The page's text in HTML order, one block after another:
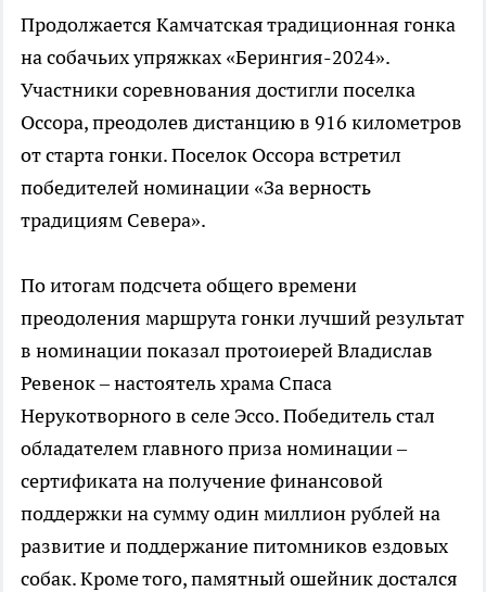
Продолжается Камчатская традиционная гонка
на собачьих упряжках «Берингия-2024».
Участники соревнования достигли поселка
Оссора, преодолев дистанцию в 916 километров
от старта гонки. Поселок Оссора встретил
победителей номинации «За верность
традициям Севера».
По итогам подсчета общего времени
преодоления маршрута гонки лучший результат
в номинации показал протоиерей Владислав
Ревенок – настоятель храма Спаса
Нерукотворного в селе Эссо. Победитель стал
обладателем главного приза номинации –
сертификата на получение финансовой
поддержки на сумму один миллион рублей на
развитие и поддержание питомников ездовых
собак. Кроме того, памятный ошейник достался